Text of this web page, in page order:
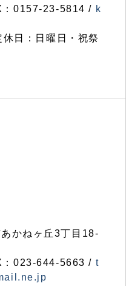
0157-23-5814 / k
日：日曜日・祝祭
かねヶ丘3丁目18-
023-644-5663 / t